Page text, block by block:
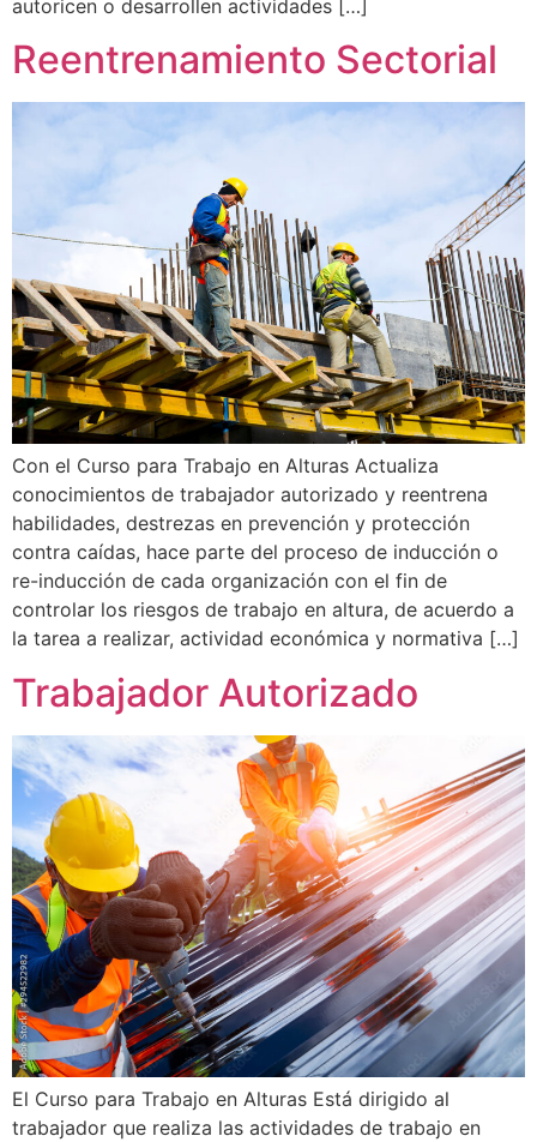
autoricen o desarrollen actividades […]
Reentrenamiento Sectorial
Con el Curso para Trabajo en Alturas Actualiza
conocimientos de trabajador autorizado y reentrena
habilidades, destrezas en prevención y protección
contra caídas, hace parte del proceso de inducción o
re-inducción de cada organización con el fin de
controlar los riesgos de trabajo en altura, de acuerdo a
la tarea a realizar, actividad económica y normativa […]
Trabajador Autorizado
El Curso para Trabajo en Alturas Está dirigido al
trabajador que realiza las actividades de trabajo en